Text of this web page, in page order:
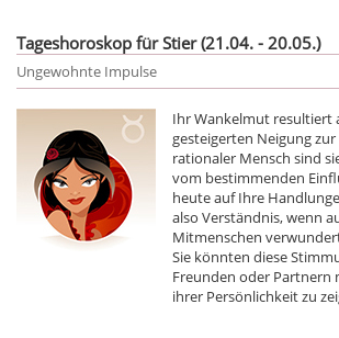
Tageshoroskop für Stier (21.04. - 20.05.)
Ungewohnte Impulse
Ihr Wankelmut resultiert
gesteigerten Neigung
rationaler Mensch sind
vom bestimmenden
heute auf Ihre
also Verständnis, wenn
Mitmenschen
Sie könnten diese
Freunden oder Partnern
ihrer Persönlichkeit zu